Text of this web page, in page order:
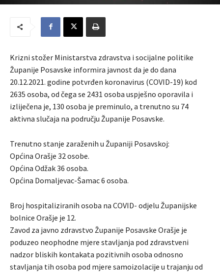
Krizni stožer Ministarstva zdravstva i socijalne politike
Županije Posavske informira javnost da je do dana
20.12.2021. godine potvrđen koronavirus (COVID-19) kod
2635 osoba, od čega se 2431 osoba uspješno oporavila i
izliječena je, 130 osoba je preminulo, a trenutno su 74
aktivna slučaja na području Županije Posavske.
Trenutno stanje zaraženih u Županiji Posavskoj:
Općina Orašje 32 osobe.
Općina Odžak 36 osoba.
Općina Domaljevac-Šamac 6 osoba.
Broj hospitaliziranih osoba na COVID- odjelu Županijske
bolnice Orašje je 12.
Zavod za javno zdravstvo Županije Posavske Orašje je
poduzeo neophodne mjere stavljanja pod zdravstveni
nadzor bliskih kontakata pozitivnih osoba odnosno
stavljanja tih osoba pod mjere samoizolacije u trajanju od